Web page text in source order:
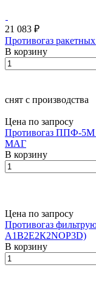
21 083 ₽
Противогаз
В корзину
снят с производства
Цена по запросу
Противогаз ППФ-
МАГ
В корзину
Цена по запросу
Противогаз
A1В2Е2К2NОР3D)
В корзину